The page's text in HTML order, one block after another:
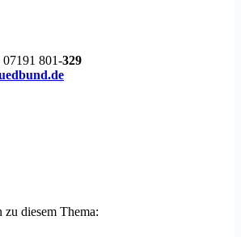
07191 801-329
diesem Thema: